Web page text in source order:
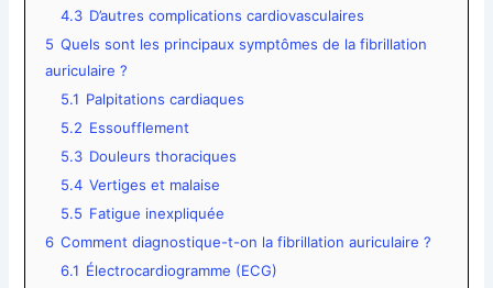
4.3 D’autres complications cardiovasculaires
5 Quels sont les principaux symptômes de la fibrillation
auriculaire ?
5.1 Palpitations cardiaques
5.2 Essoufflement
5.3 Douleurs thoraciques
5.4 Vertiges et malaise
5.5 Fatigue inexpliquée
6 Comment diagnostique-t-on la fibrillation auriculaire ?
6.1 Électrocardiogramme (ECG)